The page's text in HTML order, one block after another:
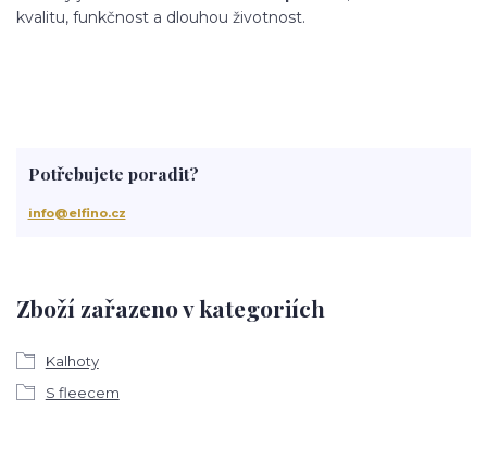
kvalitu, funkčnost a dlouhou životnost.
Zboží zařazeno v kategoriích
Kalhoty
S fleecem
Potřebujete poradit?
info@elfino.cz